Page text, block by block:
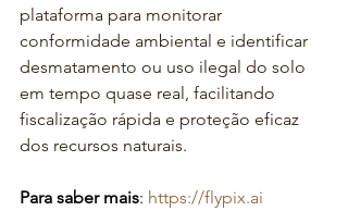
plataforma para monitorar
conformidade ambiental e identificar
desmatamento ou uso ilegal do solo
em tempo quase real, facilitando
fiscalização rápida e proteção eficaz
dos recursos naturais.
Para saber mais: https://flypix.ai